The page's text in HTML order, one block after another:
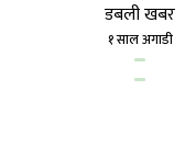
डबली खबर
१ साल अगाडी